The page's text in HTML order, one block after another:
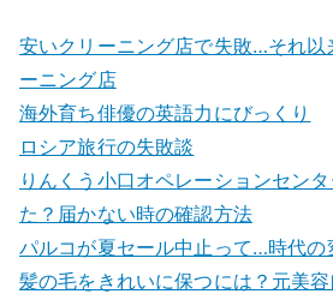
安いクリーニング店で失敗…それ以
ーニング店
海外育ち俳優の英語力にびっくり
ロシア旅行の失敗談
りんくう小口オペレーションセン
た？届かない時の確認方法
パルコが夏セール中止って…時代の
髪の毛をきれいに保つには？元美